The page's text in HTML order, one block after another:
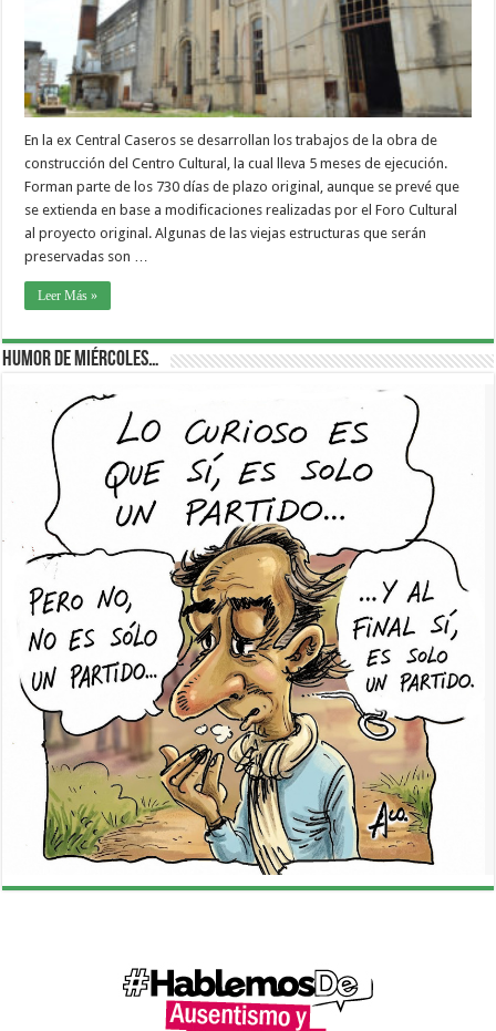
En la ex Central Caseros se desarrollan los trabajos de la obra de
construcción del Centro Cultural, la cual lleva 5 meses de ejecución.
Forman parte de los 730 días de plazo original, aunque se prevé que
se extienda en base a modificaciones realizadas por el Foro Cultural
al proyecto original. Algunas de las viejas estructuras que serán
preservadas son …
Leer Más »
Humor de Miércoles…